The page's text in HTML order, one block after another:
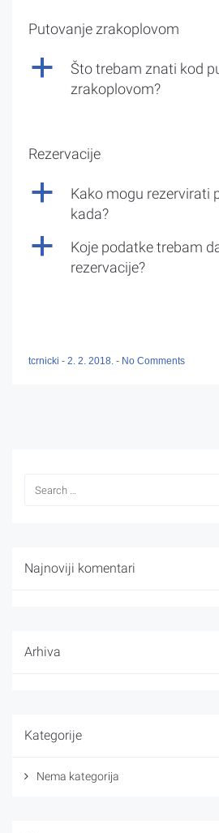
Putovanje zrakoplovom
a
Što trebam znati kod
zrakoplovom?
Rezervacije
a
Kako mogu rezervirati
kada?
a
Koje podatke trebam
rezervacije?
tcrnicki - 2. 2. 2018. - No Comments
Najnoviji komentari
Arhiva
Kategorije
Nema kategorija